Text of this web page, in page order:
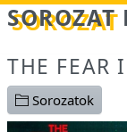
Betöltés...
SOROZAT
THE FEAR
Sorozatok